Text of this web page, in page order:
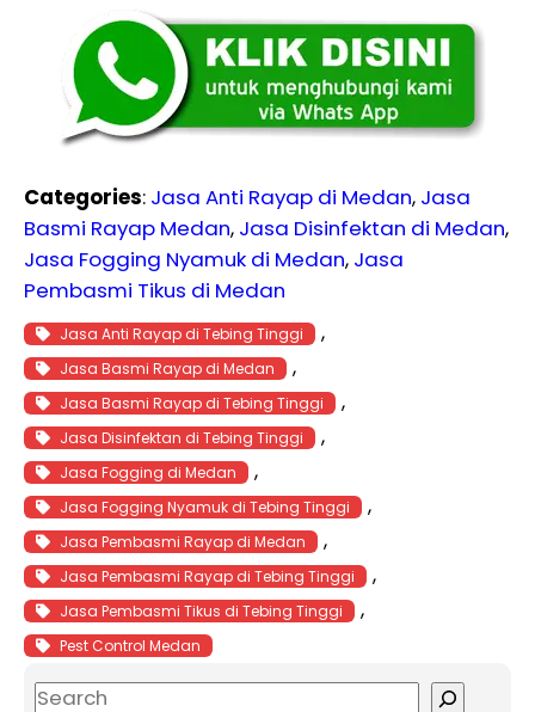
Categories: Jasa Anti Rayap di Medan, Jasa
Basmi Rayap Medan, Jasa Disinfektan di Medan
Jasa Fogging Nyamuk di Medan, Jasa
Pembasmi Tikus di Medan
Jasa Anti Rayap di Tebing Tinggi ,
Jasa Basmi Rayap di Medan ,
Jasa Basmi Rayap di Tebing Tinggi ,
Jasa Disinfektan di Tebing Tinggi ,
Jasa Fogging di Medan ,
Jasa Fogging Nyamuk di Tebing Tinggi ,
Jasa Pembasmi Rayap di Medan ,
Jasa Pembasmi Rayap di Tebing Tinggi ,
Jasa Pembasmi Tikus di Tebing Tinggi ,
Pest Control Medan